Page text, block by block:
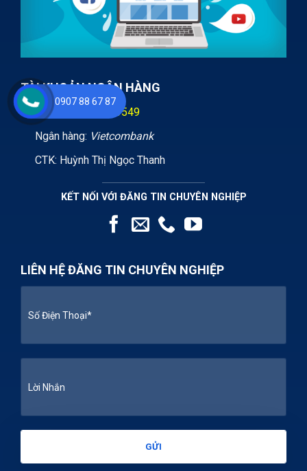
TÀI KHOẢN NGÂN HÀNG
STK:
0071000893549
Ngân hàng: Vietcombank
CTK: Huỳnh Thị Ngọc Thanh
KẾT NỐI VỚI ĐĂNG TIN CHUYÊN NGHIỆP
LIÊN HỆ ĐĂNG TIN CHUYÊN NGHIỆP
0907 88 67 87